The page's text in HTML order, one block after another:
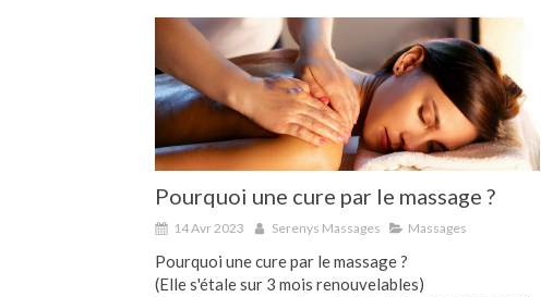
Pourquoi une cure par le massage ?
14 Avr 2023 Serenys Massages Massages
Pourquoi une cure par le massage ?
(Elle s'étale sur 3 mois renouvelables)